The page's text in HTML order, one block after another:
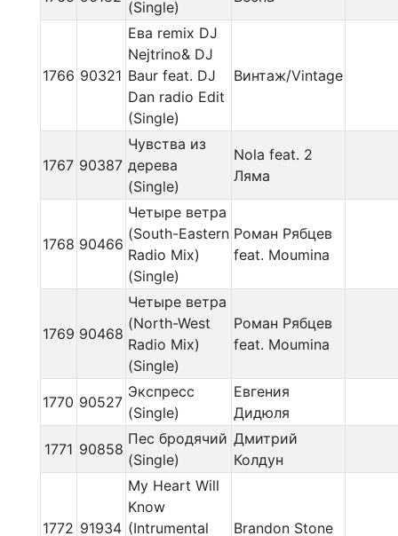
(Single)
1766 90321
Ева remix DJ
Nejtrino& DJ
Baur feat. DJ
Dan radio Edit
(Single)
Винтаж/Vintage
1767 90387
Чувства из
дерева
(Single)
Nola feat. 2
Ляма
1768 90466
Четыре ветра
(South-Eastern
Radio Mix)
(Single)
Роман Рябцев
feat. Moumina
1769 90468
Четыре ветра
(North-West
Radio Mix)
(Single)
Роман Рябцев
feat. Moumina
1770 90527
Экспресс
(Single)
Евгения
Дидюля
1771 90858
Пес бродячий
(Single)
Дмитрий
Колдун
1772 91934
My Heart Will
Know
(Intrumental
Brandon Stone